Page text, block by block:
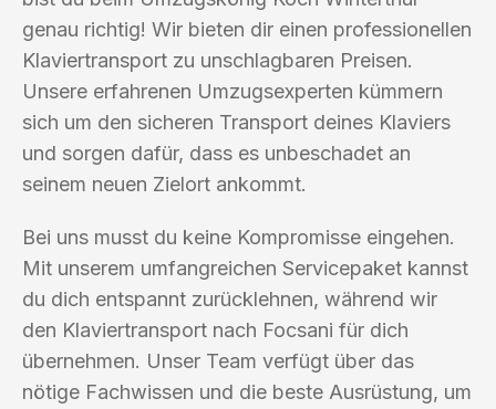
genau richtig! Wir bieten dir einen professionellen
Klaviertransport zu unschlagbaren Preisen.
Unsere erfahrenen Umzugsexperten kümmern
sich um den sicheren Transport deines Klaviers
und sorgen dafür, dass es unbeschadet an
seinem neuen Zielort ankommt.
Bei uns musst du keine Kompromisse eingehen.
Mit unserem umfangreichen Servicepaket kannst
du dich entspannt zurücklehnen, während wir
den Klaviertransport nach Focsani für dich
übernehmen. Unser Team verfügt über das
nötige Fachwissen und die beste Ausrüstung, um